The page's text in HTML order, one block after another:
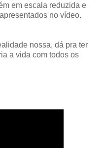
em escala reduzida e
no vídeo.
nossa, dá pra ter
a vida com todos os